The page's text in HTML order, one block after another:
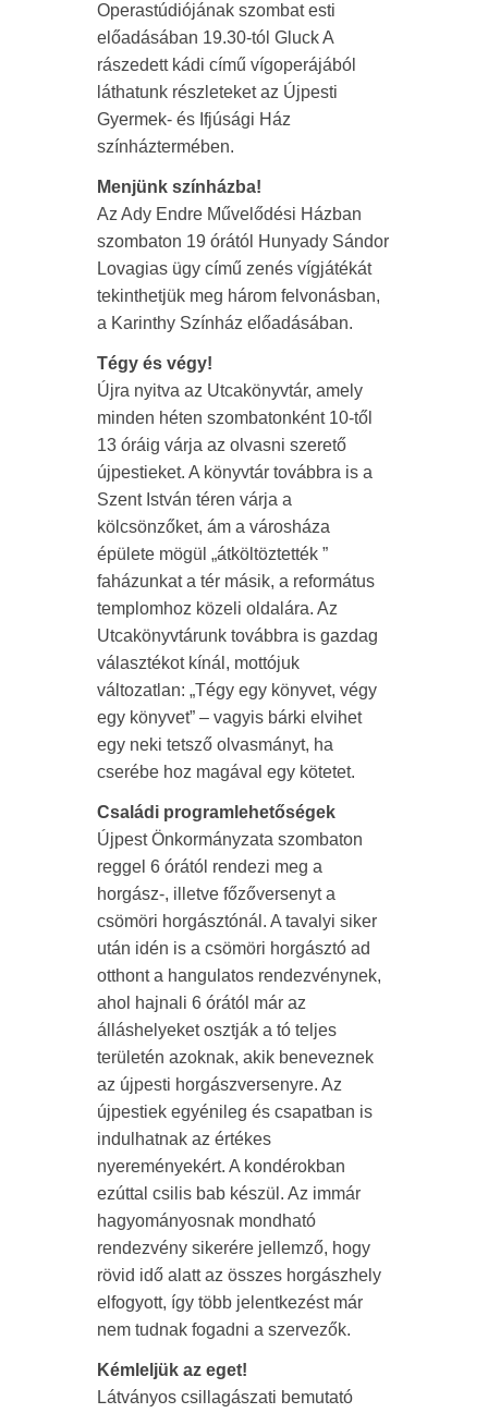
Operastúdiójának szombat esti
előadásában 19.30-tól Gluck A
rászedett kádi című vígoperájából
láthatunk részleteket az Újpesti
Gyermek- és Ifjúsági Ház
színháztermében.
Menjünk színházba!
Az Ady Endre Művelődési Házban
szombaton 19 órától Hunyady Sándor
Lovagias ügy című zenés vígjátékát
tekinthetjük meg három felvonásban,
a Karinthy Színház előadásában.
Tégy és végy!
Újra nyitva az Utcakönyvtár, amely
minden héten szombatonként 10-től
13 óráig várja az olvasni szerető
újpestieket. A könyvtár továbbra is a
Szent István téren várja a
kölcsönzőket, ám a városháza
épülete mögül „átköltöztették ”
faházunkat a tér másik, a református
templomhoz közeli oldalára. Az
Utcakönyvtárunk továbbra is gazdag
választékot kínál, mottójuk
változatlan: „Tégy egy könyvet, végy
egy könyvet” – vagyis bárki elvihet
egy neki tetsző olvasmányt, ha
cserébe hoz magával egy kötetet.
Családi programlehetőségek
Újpest Önkormányzata szombaton
reggel 6 órától rendezi meg a
horgász-, illetve főzőversenyt a
csömöri horgásztónál. A tavalyi siker
után idén is a csömöri horgásztó ad
otthont a hangulatos rendezvénynek,
ahol hajnali 6 órától már az
álláshelyeket osztják a tó teljes
területén azoknak, akik beneveznek
az újpesti horgászversenyre. Az
újpestiek egyénileg és csapatban is
indulhatnak az értékes
nyereményekért. A kondérokban
ezúttal csilis bab készül. Az immár
hagyományosnak mondható
rendezvény sikerére jellemző, hogy
rövid idő alatt az összes horgászhely
elfogyott, így több jelentkezést már
nem tudnak fogadni a szervezők.
Kémleljük az eget!
Látványos csillagászati bemutató